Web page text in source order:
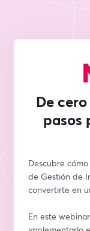
De
pasos
Descubre
de Gestión de
convertirte en
En este